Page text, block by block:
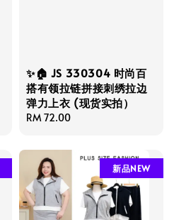
✨🏠 JS 330304 时尚百
搭有领拉链拼接刺绣拉边
弹力上衣 (现货实拍）
Regular
RM 72.00
新品NEW